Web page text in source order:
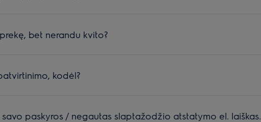
bet nerandu kvito?
kodėl?
paskyros / negautas slaptažodžio atstatymo el. laiškas.